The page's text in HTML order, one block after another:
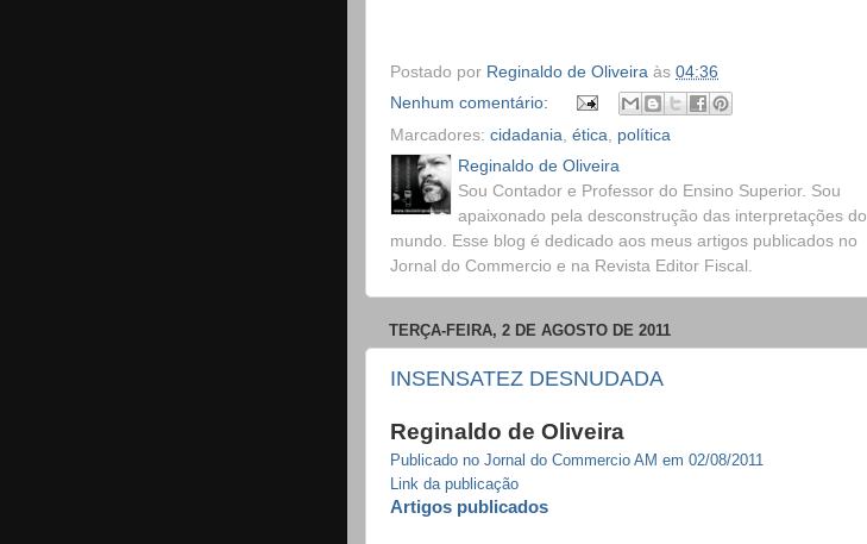
Postado por Reginaldo de Oliveira às 04:36
Nenhum comentário:
Marcadores: cidadania, ética, política
Reginaldo de Oliveira
Sou Contador e Professor do Ensino Superior. Sou
apaixonado pela desconstrução das interpretações do
mundo. Esse blog é dedicado aos meus artigos publicados no
Jornal do Commercio e na Revista Editor Fiscal.
TERÇA-FEIRA, 2 DE AGOSTO DE 2011
INSENSATEZ DESNUDADA
Reginaldo de Oliveira
Publicado no Jornal do Commercio AM em 02/08/2011
Link da publicação
Artigos publicados